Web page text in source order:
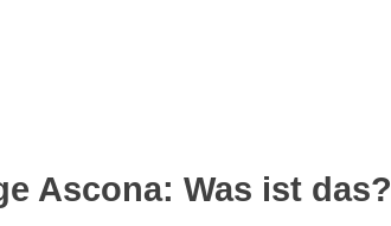
Ascona: Was ist das?